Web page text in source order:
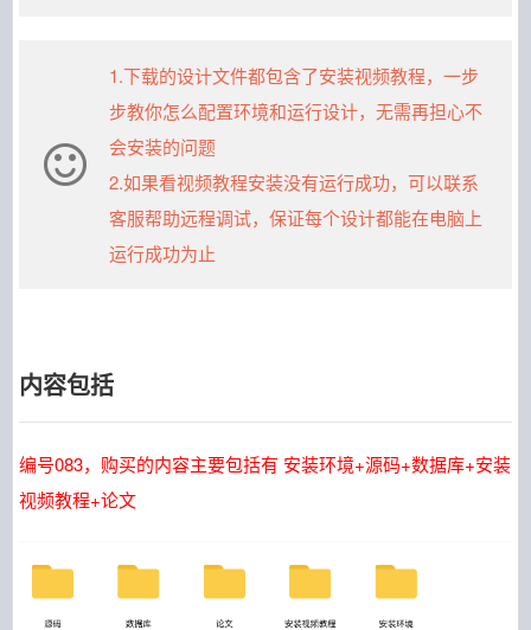
1.下载的设计文件都包含了安装视频教程，一步
步教你怎么配置环境和运行设计，无需再担心不
会安装的问题
2.如果看视频教程安装没有运行成功，可以联系
客服帮助远程调试，保证每个设计都能在电脑上
运行成功为止
内容包括
编号083，购买的内容主要包括有 安装环境+源码+数据库+安装
视频教程+论文